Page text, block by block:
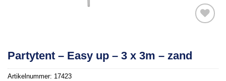
Toevoegen
aan
verlanglijst
Partytent – Easy up – 3 x 3m – zand
Artikelnummer: 17423